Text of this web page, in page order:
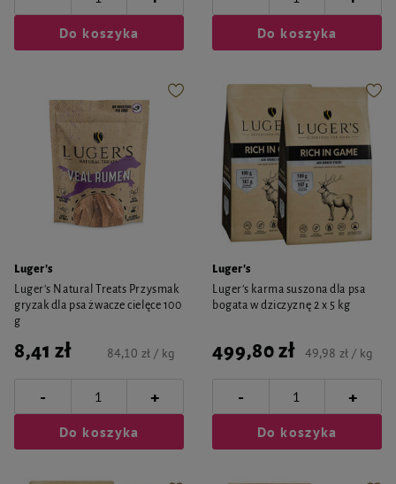
Do koszyka Do koszyka
Luger's
Luger's Natural Treats Przysmak
gryzak dla psa żwacze cielęce 100
g
8,41 zł 84,10 zł / kg
- +
Do koszyka
Luger's
Luger’s karma suszona dla psa
bogata w dziczyznę 2 x 5 kg
499,80 zł 49,98 zł / kg
- +
Do koszyka